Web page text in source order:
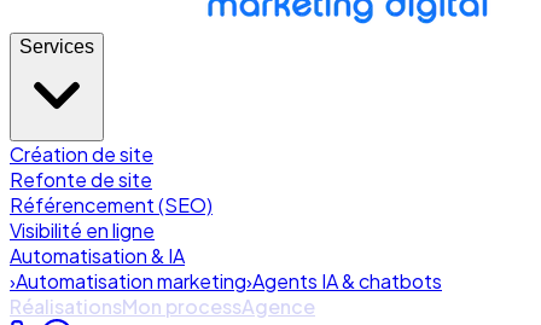
Services
Création de site
Refonte de site
Référencement (SEO)
Visibilité en ligne
Automatisation & IA
›Automatisation marketing›Agents IA & chatbots
RéalisationsMon processAgence